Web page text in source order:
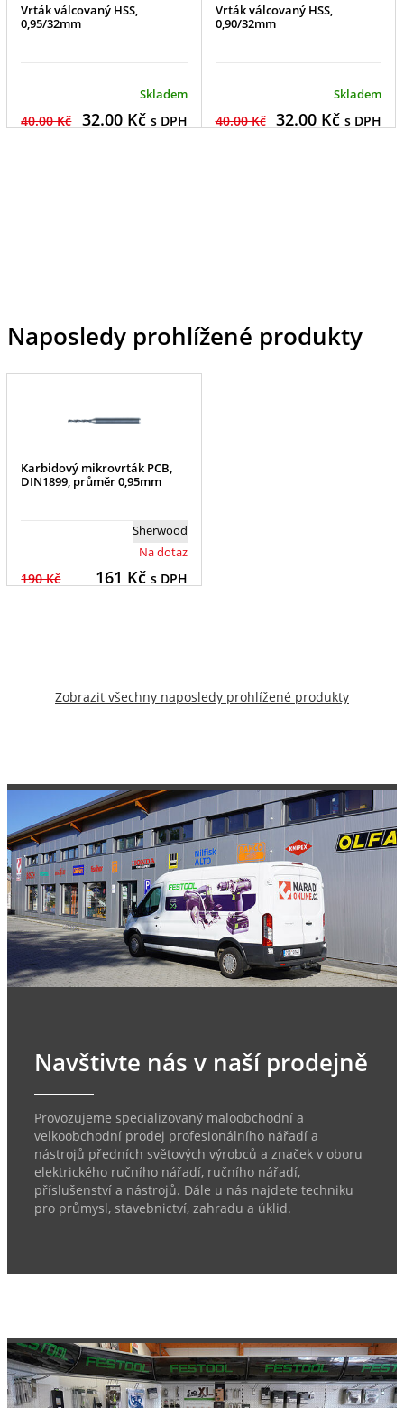
Vrták válcovaný HSS,
0,95/32mm
Skladem
40.00 Kč 32.00Kč s DPH
Vrták válcovaný HSS,
0,90/32mm
Skladem
40.00 Kč 32.00Kč s DPH
Naposledy prohlížené produkty
Karbidový mikrovrták PCB,
DIN1899, průměr 0,95mm
Sherwood
Na dotaz
190 Kč 161 Kč s DPH
Zobrazit všechny naposledy prohlížené produkty
Navštivte nás v naší prodejně
Provozujeme specializovaný maloobchodní a
velkoobchodní prodej profesionálního nářadí a
nástrojů předních světových výrobců a značek v oboru
elektrického ručního nářadí, ručního nářadí,
příslušenství a nástrojů. Dále u nás najdete techniku
pro průmysl, stavebnictví, zahradu a úklid.